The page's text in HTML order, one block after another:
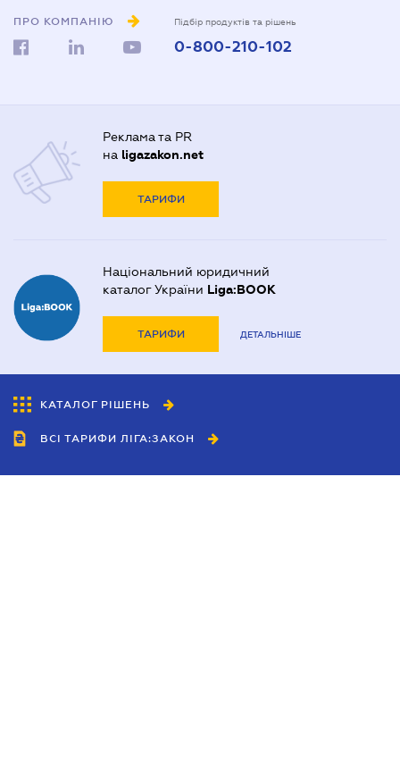
ПРО КОМПАНІЮ Підбір продуктів та рішень
0-800-210-102
Реклама та PR
на ligazakon.net
ТАРИФИ
Національний юридичний
каталог України Liga:BOOK
ТАРИФИ ДЕТАЛЬНІШЕ
КАТАЛОГ РІШЕНЬ
ВСІ ТАРИФИ ЛІГА:ЗАКОН